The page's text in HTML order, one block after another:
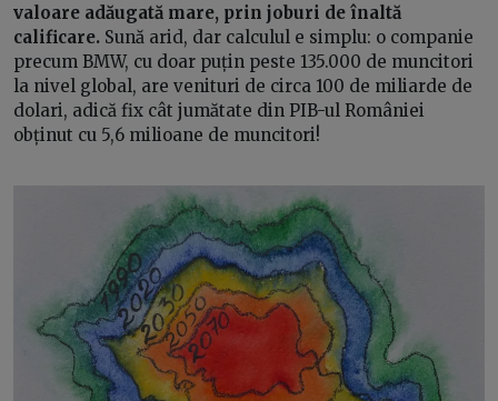
valoare adăugată mare, prin joburi de înaltă
calificare. Sună arid, dar calculul e simplu: o companie
precum BMW, cu doar puțin peste 135.000 de muncitori
la nivel global, are venituri de circa 100 de miliarde de
dolari, adică fix cât jumătate din PIB-ul României
obținut cu 5,6 milioane de muncitori!